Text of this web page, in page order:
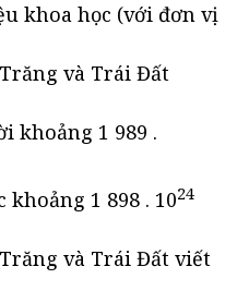
khoa học (với đơn vị
và Trái Đất
khoảng 1 989 .
khoảng 1 898 . 1024
và Trái Đất viết